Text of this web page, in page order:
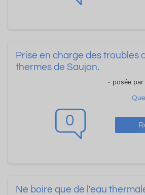
0
Prise en charge des troubles
thermes de Saujon.
- posée par
Ne boire que de l'eau